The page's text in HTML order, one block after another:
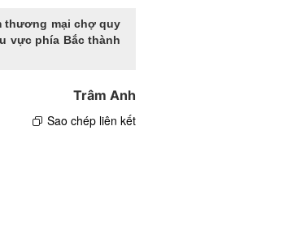
thương mại chợ quy
vực phía Bắc thành
Trâm Anh
Sao chép liên kết